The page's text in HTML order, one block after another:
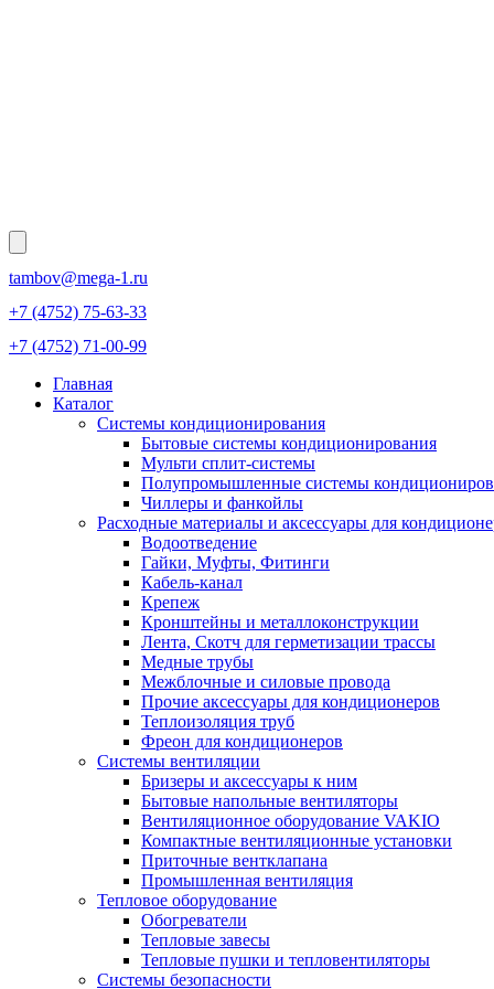
tambov@mega-1.ru
+7 (4752) 75-63-33
+7 (4752) 71-00-99
Главная
Каталог
Системы кондиционирования
Бытовые системы кондиционирования
Мульти сплит-системы
Полупромышленные системы
Чиллеры и фанкойлы
Расходные материалы и аксессуары для
Водоотведение
Гайки, Муфты, Фитинги
Кабель-канал
Крепеж
Кронштейны и металлоконструкции
Лента, Скотч для герметизации трассы
Медные трубы
Межблочные и силовые провода
Прочие аксессуары для кондиционеров
Теплоизоляция труб
Фреон для кондиционеров
Системы вентиляции
Бризеры и аксессуары к ним
Бытовые напольные вентиляторы
Вентиляционное оборудование VAKIO
Компактные вентиляционные установки
Приточные вентклапана
Промышленная вентиляция
Тепловое оборудование
Обогреватели
Тепловые завесы
Тепловые пушки и тепловентиляторы
Системы безопасности